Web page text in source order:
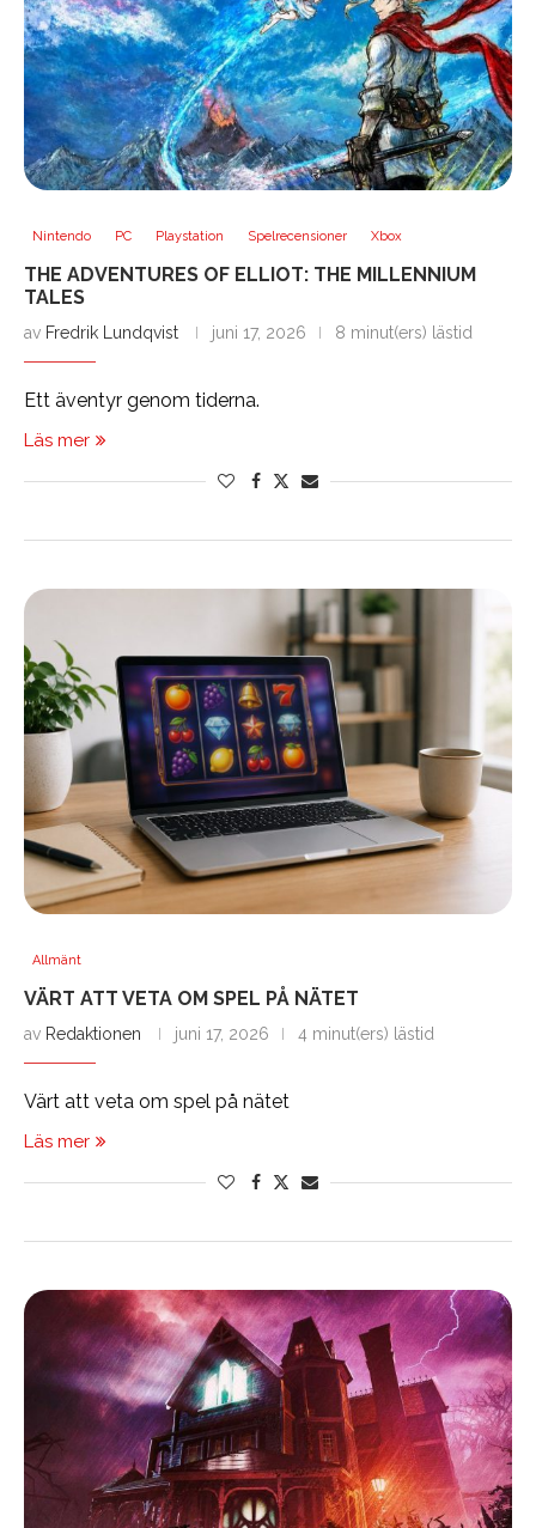
Nintendo PC Playstation Spelrecensioner Xbox
THE ADVENTURES OF ELLIOT: THE MILLENNIUM
TALES
av Fredrik Lundqvist juni 17, 2026 8 minut(ers) lästid
Ett äventyr genom tiderna.
Läs mer
Allmänt
VÄRT ATT VETA OM SPEL PÅ NÄTET
av Redaktionen juni 17, 2026 4 minut(ers) lästid
Värt att veta om spel på nätet
Läs mer